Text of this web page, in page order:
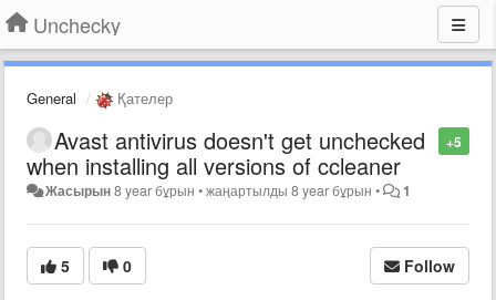
Unchecky
General Қателер
+5
Avast antivirus doesn't get unchecked
when installing all versions of ccleaner
Жасырын8 year бұрын •жаңартылды8 year бұрын • 1
5 0 Follow